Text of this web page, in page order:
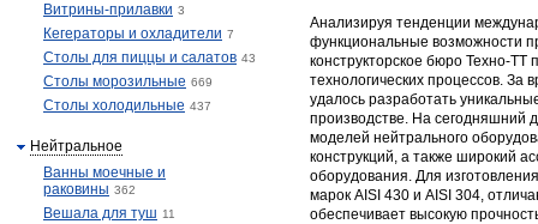
Анализируя тенденции
функциональные возможности
конструкторское бюро Техно-
технологических процессов. За
удалось разработать
производстве. На сегодняшний
моделей нейтрального
конструкций, а также широкий
оборудования. Для
марок AISI 430 и AISI 304,
обеспечивает высокую
Витрины-прилавки 3
Кегераторы и охладители 7
Столы для пиццы и салатов 43
Столы морозильные 669
Столы холодильные 437
Нейтральное
Ванны моечные и
раковины 362
Вешала для туш 11